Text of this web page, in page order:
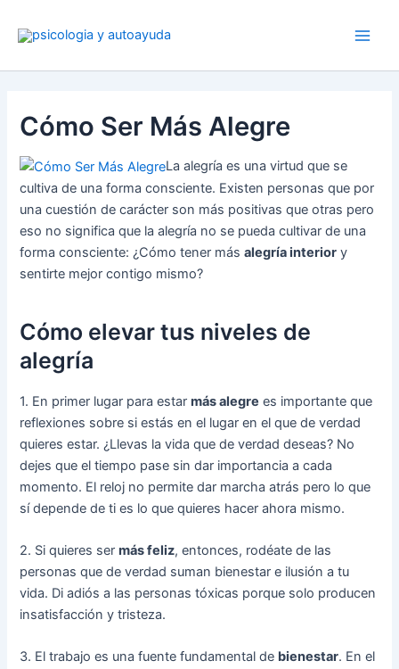
Cómo Ser Más Alegre
La alegría es una virtud que se
cultiva de una forma consciente. Existen personas que por
una cuestión de carácter son más positivas que otras pero
eso no significa que la alegría no se pueda cultivar de una
forma consciente: ¿Cómo tener másalegría interior y
sentirte mejor contigo mismo?
Cómo elevar tus niveles de
alegría
1. En primer lugar para estarmás alegre es importante que
reflexiones sobre si estás en el lugar en el que de verdad
quieres estar. ¿Llevas la vida que de verdad deseas? No
dejes que el tiempo pase sin dar importancia a cada
momento. El reloj no permite dar marcha atrás pero lo que
sí depende de ti es lo que quieres hacer ahora mismo.
2. Si quieres sermás feliz, entonces, rodéate de las
personas que de verdad suman bienestar e ilusión a tu
vida. Di adiós a las personas tóxicas porque solo producen
insatisfacción y tristeza.
3. El trabajo es una fuente fundamental de bienestar. En el